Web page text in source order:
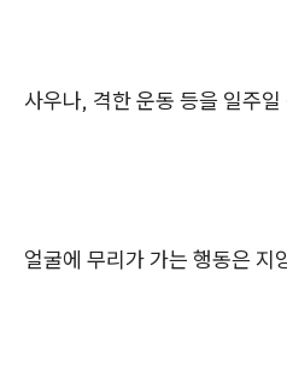
사우나, 격한 운동 등을 일주
얼굴에 무리가 가는 행동은 지